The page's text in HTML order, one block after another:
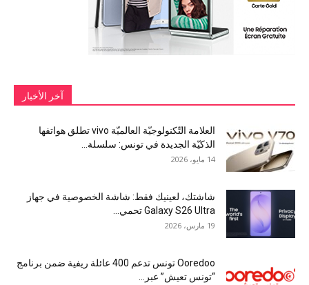
آخر الأخبار
العلامة التّكنولوجيّة العالميّة vivo تطلق هواتفها
الذكيّة الجديدة في تونس: سلسلة...
14 مايو، 2026
شاشتك، لعينيك فقط: شاشة الخصوصية في جهاز
Galaxy S26 Ultra تحمي...
19 مارس، 2026
Ooredoo تونس تدعم 400 عائلة ريفية ضمن برنامج
“تونس تعيش” عبر...